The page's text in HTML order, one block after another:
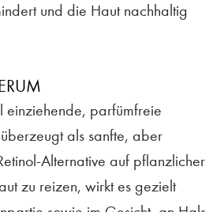
und die Haut nachhaltig
einziehende, parfümfreie
als sanfte, aber
Alternative auf pflanzlicher
zu reizen, wirkt es gezielt